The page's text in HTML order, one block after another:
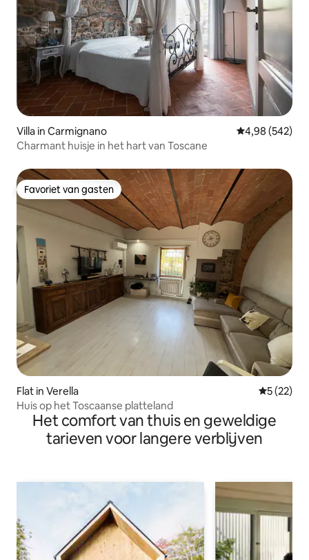
Villa in Carmignano Gemiddelde
4,98 (542)
Charmant huisje in het hart van Toscane
Favoriet van gasten
Favoriet van gasten
Flat in Verella
5 (22)
Huis op het Toscaanse platteland
Het comfort van thuis en geweldige
tarieven voor langere verblijven